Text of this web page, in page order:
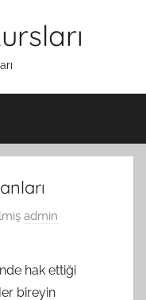
admin
hak ettiği
bireyin